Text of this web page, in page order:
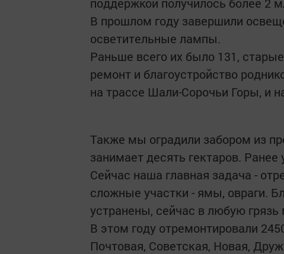
В прошлом году завершили
осветительные лампы.
Раньше всего их было 131,
ремонт и благоустройство
на трассе Шали-Сорочьи Горы, и
Также мы оградили забором из
занимает десять гектаров.
Сейчас наша главная задача -
сложные участки - ямы, овраги.
устранены, сейчас в любую
В этом году отремонтировали
Почтовая, Советская, Новая,